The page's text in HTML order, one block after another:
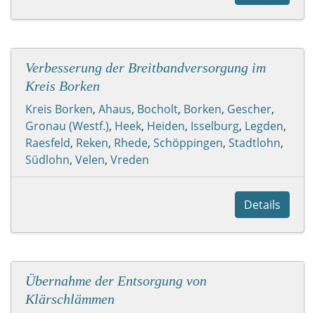
Verbesserung der Breitbandversorgung im
Kreis Borken
Kreis Borken, Ahaus, Bocholt, Borken, Gescher,
Gronau (Westf.), Heek, Heiden, Isselburg, Legden,
Raesfeld, Reken, Rhede, Schöppingen, Stadtlohn,
Südlohn, Velen, Vreden
Details
Übernahme der Entsorgung von
Klärschlämmen